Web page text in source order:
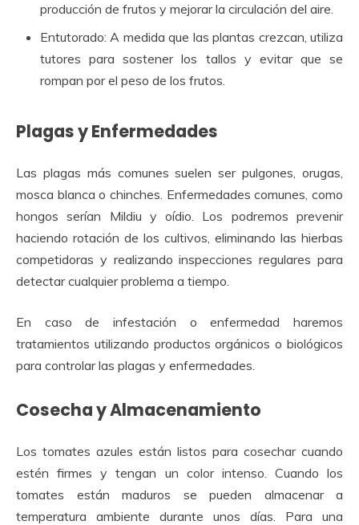
producción de frutos y mejorar la circulación del aire.
Entutorado: A medida que las plantas crezcan, utiliza
tutores para sostener los tallos y evitar que se
rompan por el peso de los frutos.
Plagas y Enfermedades
Las plagas más comunes suelen ser pulgones, orugas,
mosca blanca o chinches. Enfermedades comunes, como
hongos serían Mildiu y oídio. Los podremos prevenir
haciendo rotación de los cultivos, eliminando las hierbas
competidoras y realizando inspecciones regulares para
detectar cualquier problema a tiempo.
En caso de infestación o enfermedad haremos
tratamientos utilizando productos orgánicos o biológicos
para controlar las plagas y enfermedades.
Cosecha y Almacenamiento
Los tomates azules están listos para cosechar cuando
estén firmes y tengan un color intenso. Cuando los
tomates están maduros se pueden almacenar a
temperatura ambiente durante unos días. Para una